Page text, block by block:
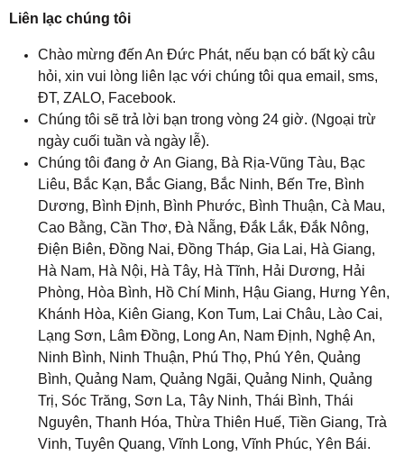
Liên lạc chúng tôi
Chào mừng đến An Đức Phát, nếu bạn có bất kỳ câu
hỏi, xin vui lòng liên lạc với chúng tôi qua email, sms,
ĐT, ZALO, Facebook.
Chúng tôi sẽ trả lời bạn trong vòng 24 giờ. (Ngoại trừ
ngày cuối tuần và ngày lễ).
Chúng tôi đang ở An Giang, Bà Rịa-Vũng Tàu, Bạc
Liêu, Bắc Kạn, Bắc Giang, Bắc Ninh, Bến Tre, Bình
Dương, Bình Định, Bình Phước, Bình Thuận, Cà Mau,
Cao Bằng, Cần Thơ, Đà Nẵng, Đắk Lắk, Đắk Nông,
Điện Biên, Đồng Nai, Đồng Tháp, Gia Lai, Hà Giang,
Hà Nam, Hà Nội, Hà Tây, Hà Tĩnh, Hải Dương, Hải
Phòng, Hòa Bình, Hồ Chí Minh, Hậu Giang, Hưng Yên,
Khánh Hòa, Kiên Giang, Kon Tum, Lai Châu, Lào Cai,
Lạng Sơn, Lâm Đồng, Long An, Nam Định, Nghệ An,
Ninh Bình, Ninh Thuận, Phú Thọ, Phú Yên, Quảng
Bình, Quảng Nam, Quảng Ngãi, Quảng Ninh, Quảng
Trị, Sóc Trăng, Sơn La, Tây Ninh, Thái Bình, Thái
Nguyên, Thanh Hóa, Thừa Thiên Huế, Tiền Giang, Trà
Vinh, Tuyên Quang, Vĩnh Long, Vĩnh Phúc, Yên Bái.